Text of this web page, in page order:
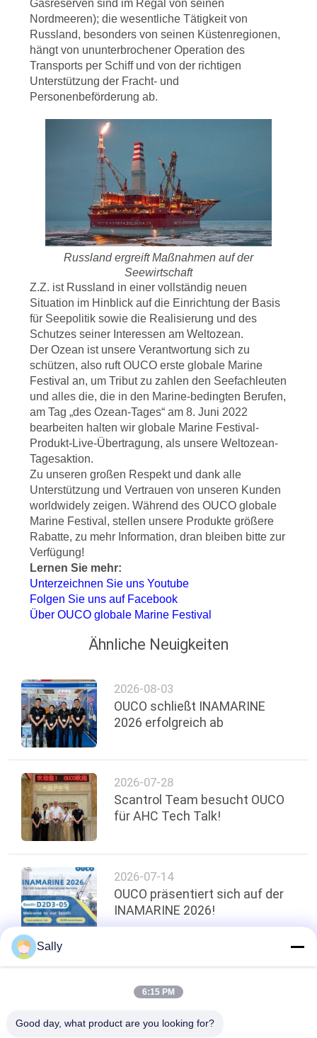
Gasreserven sind im Regal von seinen
Nordmeeren); die wesentliche Tätigkeit von
Russland, besonders von seinen Küstenregionen,
hängt von ununterbrochener Operation des
Transports per Schiff und von der richtigen
Unterstützung der Fracht- und
Personenbeförderung ab.
Russland ergreift Maßnahmen auf der
Seewirtschaft
Z.Z. ist Russland in einer vollständig neuen
Situation im Hinblick auf die Einrichtung der Basis
für Seepolitik sowie die Realisierung und des
Schutzes seiner Interessen am Weltozean.
Der Ozean ist unsere Verantwortung sich zu
schützen, also ruft OUCO erste globale Marine
Festival an, um Tribut zu zahlen den Seefachleuten
und alles die, die in den Marine-bedingten Berufen,
am Tag „des Ozean-Tages“ am 8. Juni 2022
bearbeiten halten wir globale Marine Festival-
Produkt-Live-Übertragung, als unsere Weltozean-
Tagesaktion.
Zu unseren großen Respekt und dank alle
Unterstützung und Vertrauen von unseren Kunden
worldwidely zeigen. Während des OUCO globale
Marine Festival, stellen unsere Produkte größere
Rabatte, zu mehr Information, dran bleiben bitte zur
Verfügung!
Lernen Sie mehr:
Unterzeichnen Sie uns Youtube
Folgen Sie uns auf Facebook
Über OUCO globale Marine Festival
Ähnliche Neuigkeiten
2026-08-03
OUCO schließt INAMARINE
2026 erfolgreich ab
2026-07-28
Scantrol Team besucht OUCO
für AHC Tech Talk!
2026-07-14
OUCO präsentiert sich auf der
INAMARINE 2026!
oben
Sally
6:15 PM
Good day, what product are you looking for?